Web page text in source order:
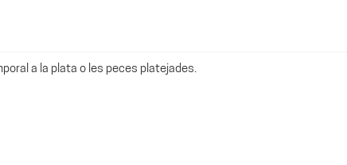
a la plata o les peces platejades.